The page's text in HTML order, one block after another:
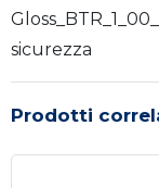
sicurezza
Prodotti